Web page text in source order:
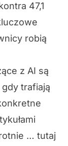
47,1
robią
z AI są
trafiają
… tutaj